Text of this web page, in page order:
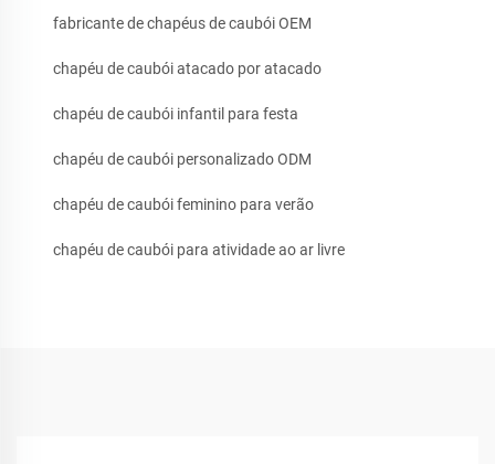
fabricante de chapéus de caubói OEM
chapéu de caubói atacado por atacado
chapéu de caubói infantil para festa
chapéu de caubói personalizado ODM
chapéu de caubói feminino para verão
chapéu de caubói para atividade ao ar livre